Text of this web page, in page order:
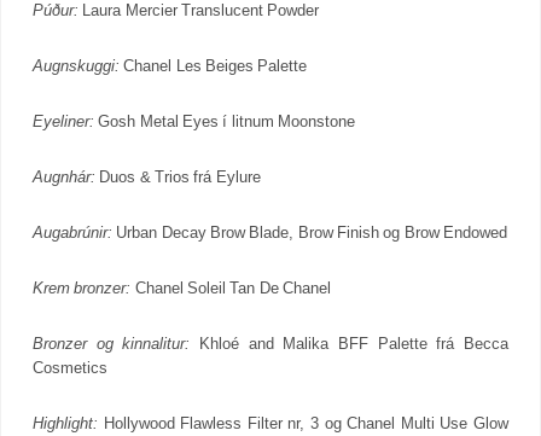
Púður: Laura Mercier Translucent Powder
Augnskuggi: Chanel Les Beiges Palette
Eyeliner: Gosh Metal Eyes í litnum Moonstone
Augnhár: Duos & Trios frá Eylure
Augabrúnir: Urban Decay Brow Blade, Brow Finish og Brow Endowed
Krem bronzer: Chanel Soleil Tan De Chanel
Bronzer og kinnalitur: Khloé and Malika BFF Palette frá Becca
Cosmetics
Highlight: Hollywood Flawless Filter nr, 3 og Chanel Multi Use Glow